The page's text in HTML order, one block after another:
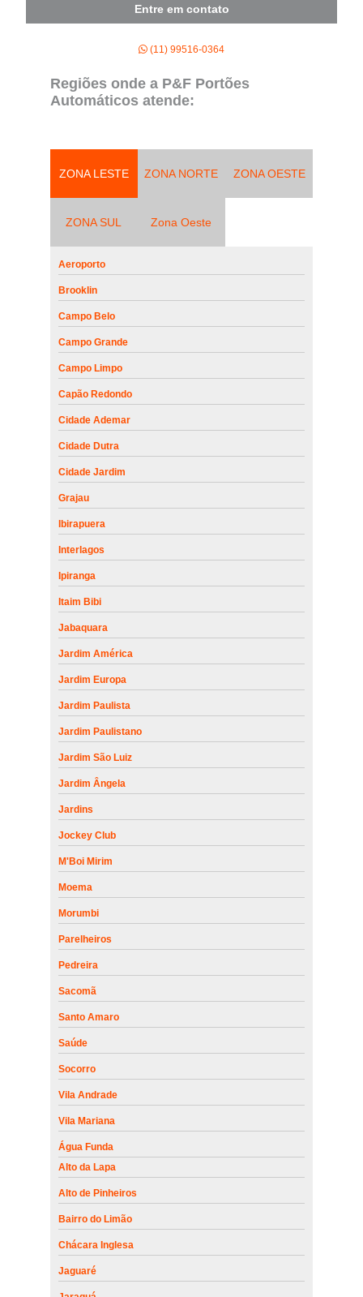
Entre em contato
(11) 99516-0364
Regiões onde a P&F Portões
Automáticos atende:
ZONA LESTE ZONA NORTE ZONA OESTE
ZONA SUL Zona Oeste
Aeroporto
Brooklin
Campo Belo
Campo Grande
Campo Limpo
Capão Redondo
Cidade Ademar
Cidade Dutra
Cidade Jardim
Grajau
Ibirapuera
Interlagos
Ipiranga
Itaim Bibi
Jabaquara
Jardim América
Jardim Europa
Jardim Paulista
Jardim Paulistano
Jardim São Luiz
Jardim Ângela
Jardins
Jockey Club
M'Boi Mirim
Moema
Morumbi
Parelheiros
Pedreira
Sacomã
Santo Amaro
Saúde
Socorro
Vila Andrade
Vila Mariana
Água Funda
Alto da Lapa
Alto de Pinheiros
Bairro do Limão
Chácara Inglesa
Jaguaré